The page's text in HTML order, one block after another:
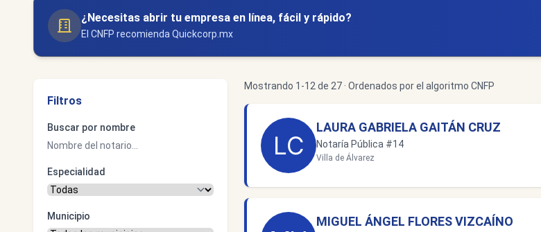
¿Necesitas abrir tu empresa en línea, fácil y rápido?
El CNFP recomienda Quickcorp.mx
Filtros
Buscar por nombre
Especialidad
Municipio
Mostrando 1-12 de 27 · Ordenados por el algoritmo CNFP
LAURA GABRIELA GAITÁN CRUZ
Notaría Pública #14
Villa de Álvarez
MIGUEL ÁNGEL FLORES VIZCAÍNO